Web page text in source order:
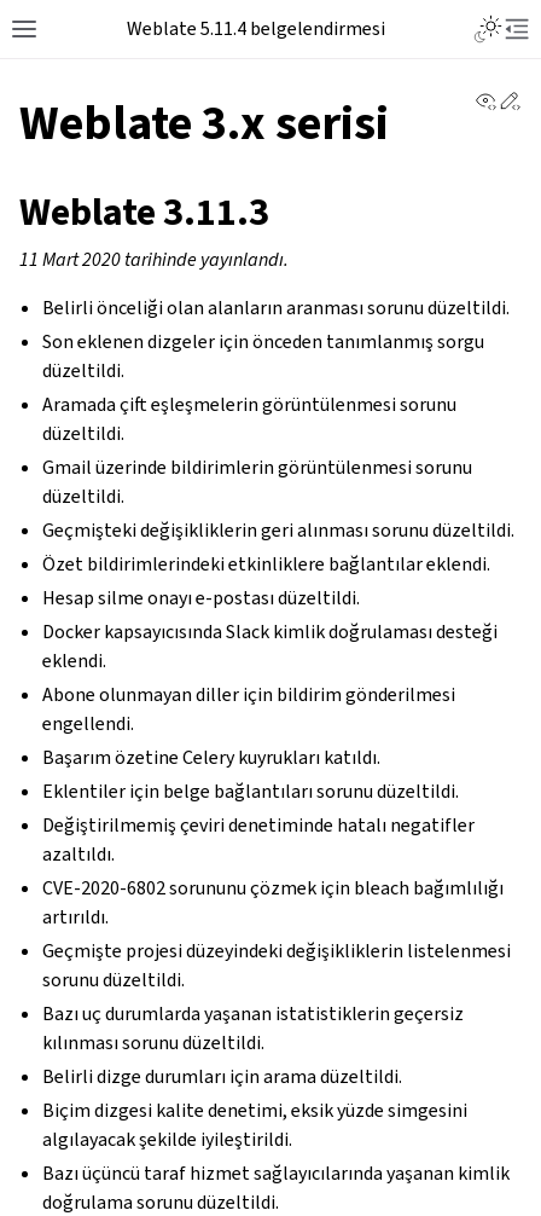
Toggle site navigation sidebar
Weblate 5.11.4 belgelendirmesi
Weblate 3.x serisi
Weblate 3.11.3
11 Mart 2020 tarihinde yayınlandı.
Belirli önceliği olan alanların aranması sorunu düzeltildi.
Son eklenen dizgeler için önceden tanımlanmış sorgu
düzeltildi.
Aramada çift eşleşmelerin görüntülenmesi sorunu
düzeltildi.
Gmail üzerinde bildirimlerin görüntülenmesi sorunu
düzeltildi.
Geçmişteki değişikliklerin geri alınması sorunu düzeltildi.
Özet bildirimlerindeki etkinliklere bağlantılar eklendi.
Hesap silme onayı e-postası düzeltildi.
Docker kapsayıcısında Slack kimlik doğrulaması desteği
eklendi.
Abone olunmayan diller için bildirim gönderilmesi
engellendi.
Başarım özetine Celery kuyrukları katıldı.
Eklentiler için belge bağlantıları sorunu düzeltildi.
Değiştirilmemiş çeviri denetiminde hatalı negatifler
azaltıldı.
CVE-2020-6802 sorununu çözmek için bleach bağımlılığı
artırıldı.
Geçmişte projesi düzeyindeki değişikliklerin listelenmesi
sorunu düzeltildi.
Bazı uç durumlarda yaşanan istatistiklerin geçersiz
kılınması sorunu düzeltildi.
Belirli dizge durumları için arama düzeltildi.
Biçim dizgesi kalite denetimi, eksik yüzde simgesini
algılayacak şekilde iyileştirildi.
Bazı üçüncü taraf hizmet sağlayıcılarında yaşanan kimlik
doğrulama sorunu düzeltildi.